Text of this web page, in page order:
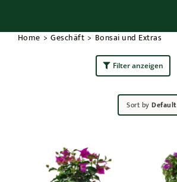
Home Geschäft Bonsai und Extras
Filter anzeigen
Sort by